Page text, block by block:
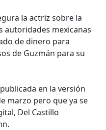
la actriz sobre la
autoridades mexicanas
de dinero para
de Guzmán para su
en la versión
marzo pero que ya se
Del Castillo